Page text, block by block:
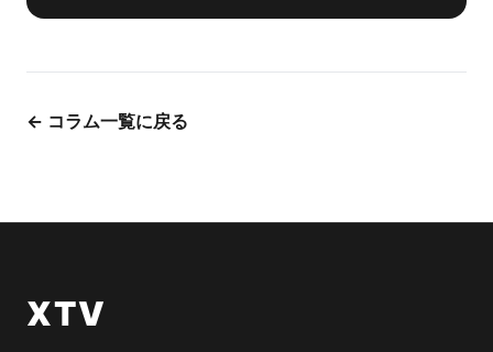
← コラム一覧に戻る
XTV